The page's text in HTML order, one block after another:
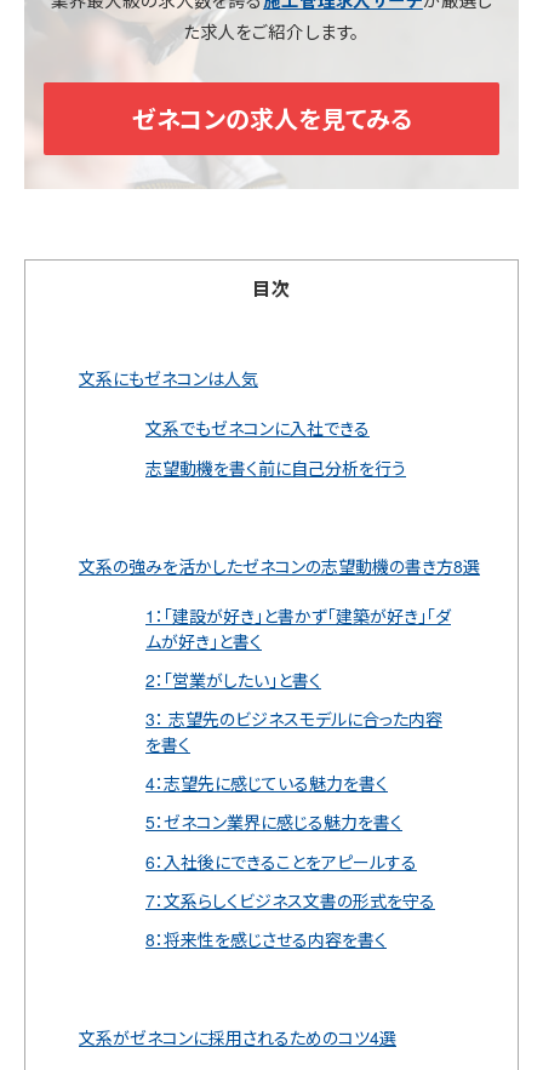
た求人をご紹介します。
ゼネコンの求人を見てみる
目次
文系にもゼネコンは人気
文系でもゼネコンに入社できる
志望動機を書く前に自己分析を行う
文系の強みを活かしたゼネコンの志望動機の書き方8選
1：「建設が好き」と書かず「建築が好き」「ダ
ムが好き」と書く
2：「営業がしたい」と書く
3： 志望先のビジネスモデルに合った内容
を書く
4：志望先に感じている魅力を書く
5：ゼネコン業界に感じる魅力を書く
6：入社後にできることをアピールする
7：文系らしくビジネス文書の形式を守る
8：将来性を感じさせる内容を書く
文系がゼネコンに採用されるためのコツ4選